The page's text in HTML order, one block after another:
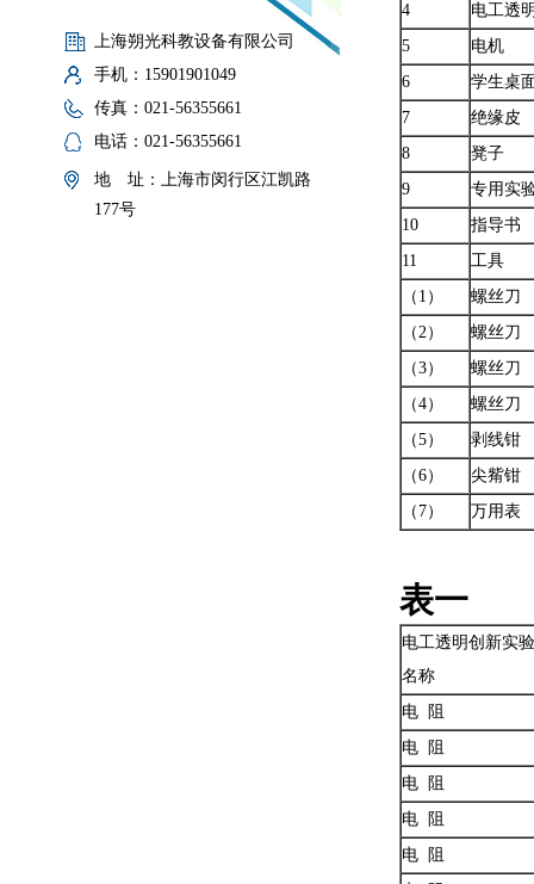
上海朔光科教设备有限公司
手机：15901901049
传真：021-56355661
电话：021-56355661
地 址：上海市闵行区江凯路
177号
4
电工透
5
电机
6
学生桌
7
绝缘皮
8
凳子
9
专用实
10
指导书
11
工具
（1）
螺丝刀
（2）
螺丝刀
（3）
螺丝刀
（4）
螺丝刀
（5）
剥线钳
（6）
尖觜钳
（7）
万用表
表一 电
电工透明创新实
名称
电 阻
电 阻
电 阻
电 阻
电 阻